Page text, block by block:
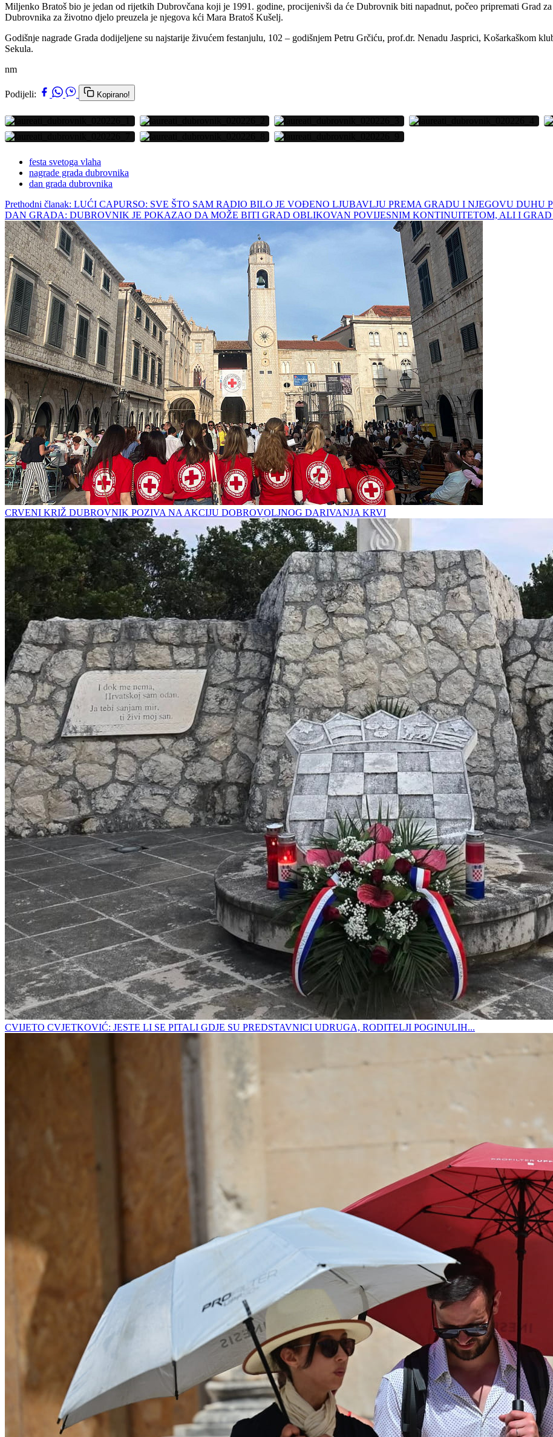
Miljenko Bratoš bio je jedan od rijetkih Dubrovčana koji je 1991. godine, procijenivši da će Dubrovnik biti napadnut, počeo pripremati Grad
Dubrovnika za životno djelo preuzela je njegova kći Mara Bratoš Kušelj.
Godišnje nagrade Grada dodijeljene su najstarije živućem festanjulu, 102 – godišnjem Petru Grčiću, prof.dr. Nenadu Jasprici,
Sekula.
nm
Podijeli: Kopirano!
festa svetoga vlaha
nagrade grada dubrovnika
dan grada dubrovnika
Prethodni članak: LUĆI CAPURSO: SVE ŠTO SAM RADIO BILO JE VOĐENO LJUBAVLJU PREMA GRADU I NJEGOVU DUHU
DAN GRADA: DUBROVNIK JE POKAZAO DA MOŽE BITI GRAD OBLIKOVAN POVIJESNIM KONTINUITETOM, ALI I GRAD
CRVENI KRIŽ DUBROVNIK POZIVA NA AKCIJU DOBROVOLJNOG DARIVANJA KRVI
CVIJETO CVJETKOVIĆ: JESTE LI SE PITALI GDJE SU PREDSTAVNICI UDRUGA, RODITELJI POGINULIH...